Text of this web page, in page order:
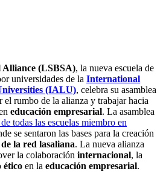
Alliance (LSBSA), la nueva escuela de
universidades de la International
(IALU), celebra su asamblea
el rumbo de la alianza y trabajar hacia
educación empresarial. La asamblea
todas las escuelas miembro en
se sentaron las bases para la creación
la red lasaliana. La nueva alianza
la colaboración internacional, la
ético en la educación empresarial.